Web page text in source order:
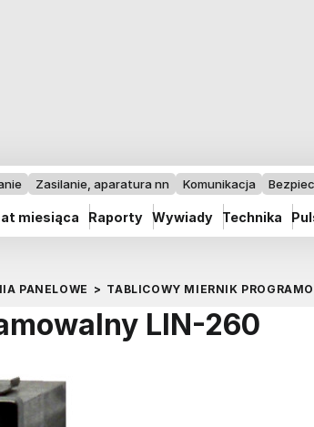
Zasilanie, aparatura nn Komunikacja
miesiąca Raporty Wywiady Technika
PANELOWE > TABLICOWY MIERNIK
LIN-260